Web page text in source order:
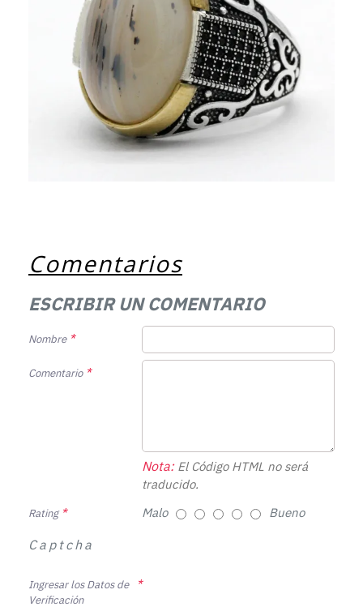
Comentarios
ESCRIBIR UN COMENTARIO
Nombre
Comentario
Nota:El Código HTML no será
traducido.
Rating Malo Bueno
Captcha
Ingresar los Datos de
Verificación